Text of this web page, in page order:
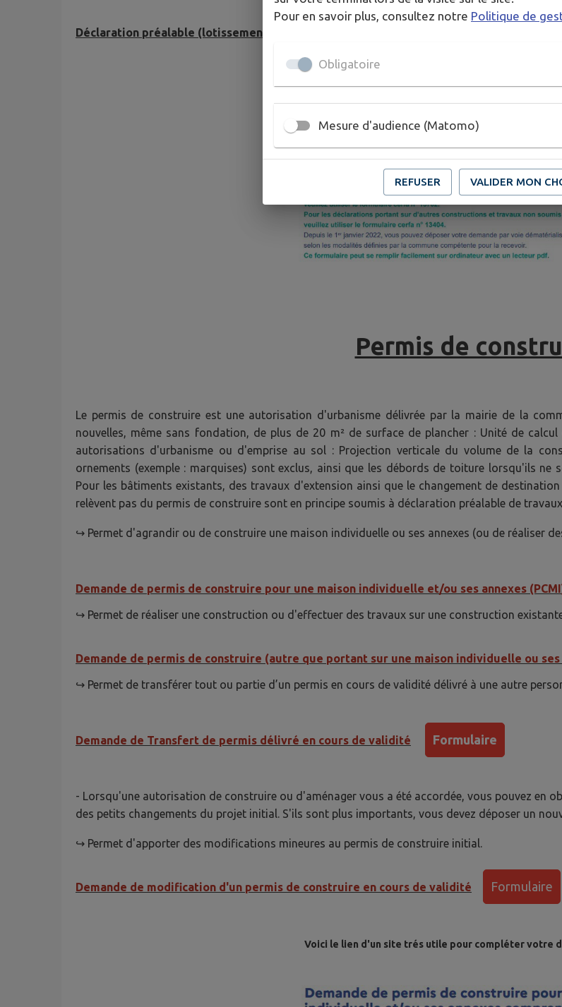
Déclaration préalable (lotissements et autres divisions foncières non soumis à permis
Voici le lien d'un site trés utile pour compléter
Permis de
Le permis de construire est une autorisation d'urbanisme délivrée par la mairie de la
nouvelles, même sans fondation, de plus de 20 m² de surface de plancher : Unité de
autorisations d'urbanisme ou d'emprise au sol : Projection verticale du volume de la
ornements (exemple : marquises) sont exclus, ainsi que les débords de toiture lorsqu'ils ne
Pour les bâtiments existants, des travaux d'extension ainsi que le changement de
relèvent pas du permis de construire sont en principe soumis à déclaration préalable de
↪ Permet d'agrandir ou de construire une maison individuelle ou ses annexes (ou de réaliser
Demande de permis de construire pour une maison individuelle et/ou ses annexes (PCMI
↪ Permet de réaliser une construction ou d'effectuer des travaux sur une construction
Demande de permis de construire (autre que portant sur une maison individuelle ou ses
↪ Permet de transférer tout ou partie d’un permis en cours de validité délivré à une autre
Demande de Transfert de permis délivré en cours de validité Formulaire
- Lorsqu'une autorisation de construire ou d'aménager vous a été accordée, vous pouvez
des petits changements du projet initial. S'ils sont plus importants, vous devez déposer un
↪ Permet d'apporter des modifications mineures au permis de construire initial.
Demande de modification d'un permis de construire en cours de validité Formulaire
Voici le lien d'un site trés utile pour compléter votre
Pour en savoir plus, consultez notre Politique de
Obligatoire
Mesure d'audience (Matomo)
REFUSER VALIDER MON